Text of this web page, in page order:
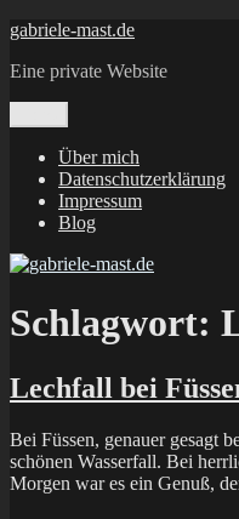
Zum
springen
gabriele-mast.de
Eine private Website
Über mich
Datenschutzerklärung
Impressum
Blog
Schlagwort:
Lechfall bei
Bei Füssen, genauer gesagt
schönen Wasserfall. Bei
Morgen war es ein Genuß,